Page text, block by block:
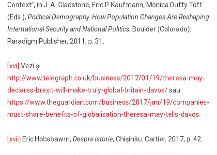
Context”, în J. A. Gladstone, Eric P. Kaufmann, Monica Duffy Toft
(Eds.), Political Demography. How Population Changes Are Reshaping
International Security and National Politics, Boulder (Colorado):
Paradigm Publisher, 2011, p. 31.
[xvi] Vezi și
http://www.telegraph.co.uk/business/2017/01/19/theresa-may-
declares-brexit-will-make-truly-global-britain-davos/sau
https://www.theguardian.com/business/2017/jan/19/companies-
must-share-benefits-of-globalisation-theresa-may-tells-davos
[xvii] Eric Hobsbawm, Despre istorie, Chișinău: Cartier, 2017, p. 42.